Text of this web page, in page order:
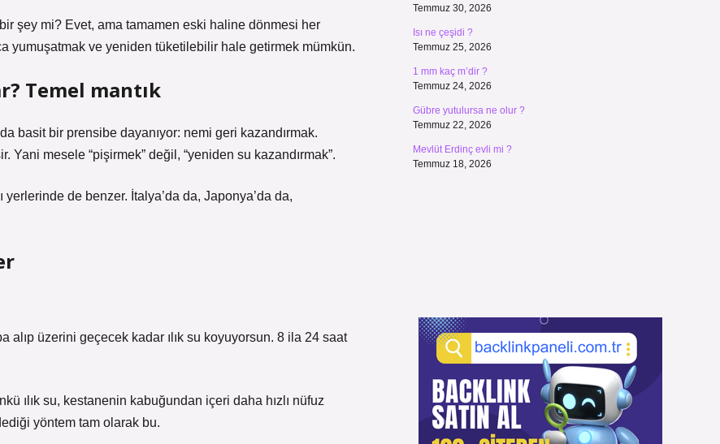
şey mi? Evet, ama tamamen eski haline dönmesi her
yumuşatmak ve yeniden tüketilebilir hale getirmek mümkün.
Temel mantık
basit bir prensibe dayanıyor: nemi geri kazandırmak.
mesele “pişirmek” değil, “yeniden su kazandırmak”.
de benzer. İtalya’da da, Japonya’da da,
üzerini geçecek kadar ılık su koyuyorsun. 8 ila 24 saat
ılık su, kestanenin kabuğundan içeri daha hızlı nüfuz
yöntem tam olarak bu.
Temmuz 30, 2026
Isı ne çeşidi ?
Temmuz 25, 2026
1 mm kaç m’dir ?
Temmuz 24, 2026
Gübre yutulursa ne olur ?
Temmuz 22, 2026
Mevlüt Erdinç evli mi ?
Temmuz 18, 2026